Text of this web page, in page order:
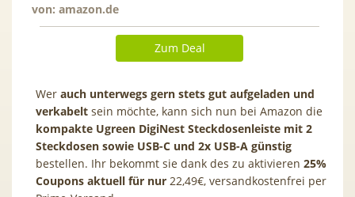
von: amazon.de
Zum Deal
Wer auch unterwegs gern stets gut aufgeladen und
verkabelt sein möchte, kann sich nun bei Amazon die
kompakte Ugreen DigiNest Steckdosenleiste mit 2
Steckdosen sowie USB-C und 2x USB-A günstig
bestellen. Ihr bekommt sie dank des zu aktivieren 25%
Coupons aktuell für nur 22,49€, versandkostenfrei per